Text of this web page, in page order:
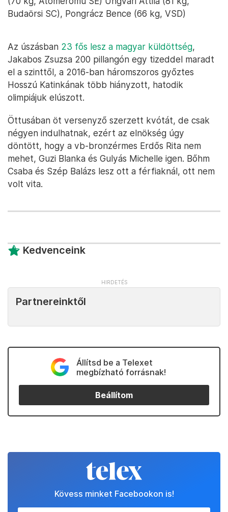
Budaörsi SC), Pongrácz Bence (66 kg, VSD)
Az úszásban 23 fős lesz a magyar küldöttség,
Jakabos Zsuzsa 200 pillangón egy tizeddel maradt
el a szinttől, a 2016-ban háromszoros győztes
Hosszú Katinkának több hiányzott, hatodik
olimpiájuk elúszott.
Öttusában öt versenyző szerzett kvótát, de csak
négyen indulhatnak, ezért az elnökség úgy
döntött, hogy a vb-bronzérmes Erdős Rita nem
mehet, Guzi Blanka és Gulyás Michelle igen. Bőhm
Csaba és Szép Balázs lesz ott a férfiaknál, ott nem
volt vita.
Kedvenceink
Partnereinktől
Állítsd be a Telexet
megbízható forrásnak!
Beállítom
Kövess minket Facebookon is!